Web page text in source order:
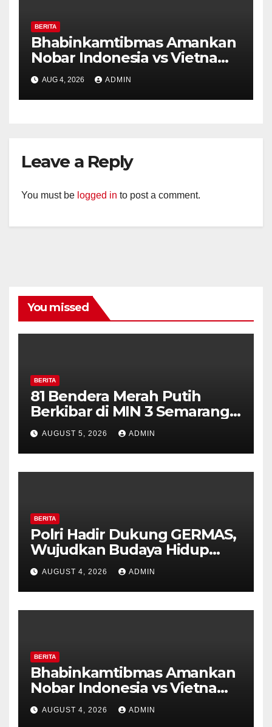
BERITA
Bhabinkamtibmas Amankan
Nobar Indonesia vs Vietnam
di Alun-Alun Bung Karno,
Suporter Antusias dan
Kondusif
AUG 4, 2026 ADMIN
Leave a Reply
You must be logged in to post a comment.
You missed
BERITA
81 Bendera Merah Putih
Berkibar di MIN 3 Semarang,
Bhabinkamtibmas Desa
Timpik Hadiri Peringatan
HUT ke-81 Kemerdekaan RI
AUGUST 5, 2026 ADMIN
BERITA
Polri Hadir Dukung GERMAS,
Wujudkan Budaya Hidup
Sehat di Kecamatan Pabelan
AUGUST 4, 2026 ADMIN
BERITA
Bhabinkamtibmas Amankan
Nobar Indonesia vs Vietnam
di Alun-Alun Bung Karno,
Suporter Antusias dan
AUGUST 4, 2026 ADMIN